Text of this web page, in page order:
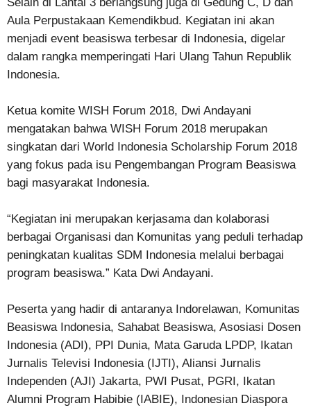
Aula Perpustakaan Kemendikbud. Kegiatan ini akan
menjadi event beasiswa terbesar di Indonesia, digelar
dalam rangka memperingati Hari Ulang Tahun Republik
Indonesia.
Ketua komite WISH Forum 2018, Dwi Andayani
mengatakan bahwa WISH Forum 2018 merupakan
singkatan dari World Indonesia Scholarship Forum 2018
yang fokus pada isu Pengembangan Program Beasiswa
bagi masyarakat Indonesia.
“Kegiatan ini merupakan kerjasama dan kolaborasi
berbagai Organisasi dan Komunitas yang peduli terhadap
peningkatan kualitas SDM Indonesia melalui berbagai
program beasiswa.” Kata Dwi Andayani.
Peserta yang hadir di antaranya Indorelawan, Komunitas
Beasiswa Indonesia, Sahabat Beasiswa, Asosiasi Dosen
Indonesia (ADI), PPI Dunia, Mata Garuda LPDP, Ikatan
Jurnalis Televisi Indonesia (IJTI), Aliansi Jurnalis
Independen (AJI) Jakarta, PWI Pusat, PGRI, Ikatan
Alumni Program Habibie (IABIE), Indonesian Diaspora